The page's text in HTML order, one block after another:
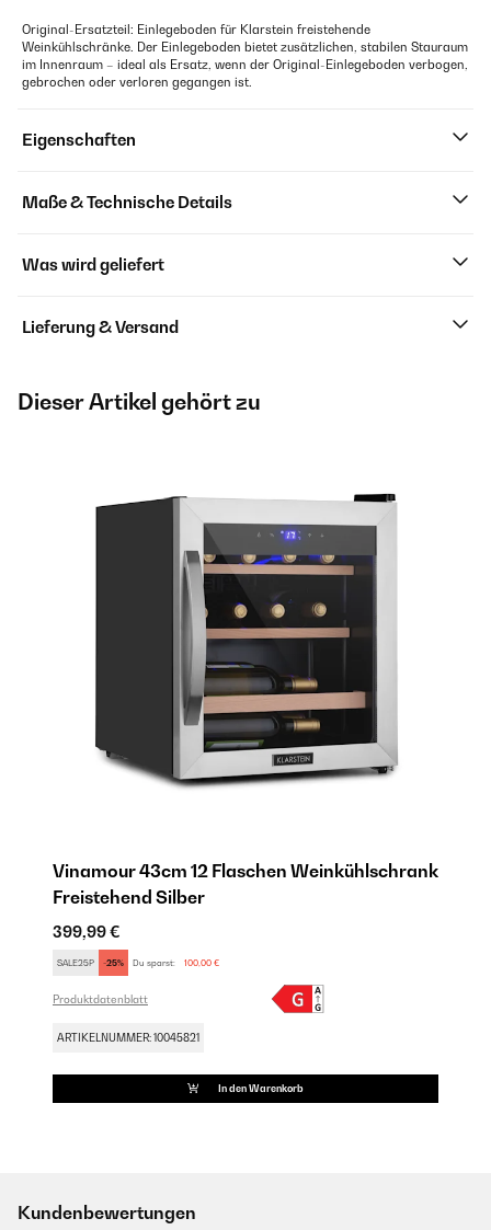
Original-Ersatzteil: Einlegeboden für Klarstein freistehende
Weinkühlschränke. Der Einlegeboden bietet zusätzlichen, stabilen Stauraum
im Innenraum – ideal als Ersatz, wenn der Original-Einlegeboden verbogen,
gebrochen oder verloren gegangen ist.
Eigenschaften
Maße & Technische Details
Was wird geliefert
Lieferung & Versand
Dieser Artikel gehört zu
Vinamour 43cm 12 Flaschen Weinkühlschrank
Freistehend​ Silber
399,99 €
SALE25P -25% Du sparst: 100,00 €
Produktdatenblatt
ARTIKELNUMMER: 10045821
In den Warenkorb
Kundenbewertungen